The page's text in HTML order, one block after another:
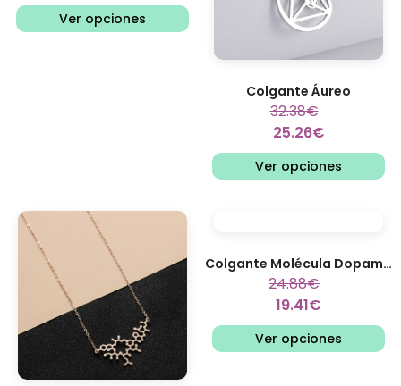
Ver opciones
Colgante Áureo
32.38€
25.26€
Ver opciones
Colgante Molécula Dopamina Compacto
24.88€
19.41€
Ver opciones